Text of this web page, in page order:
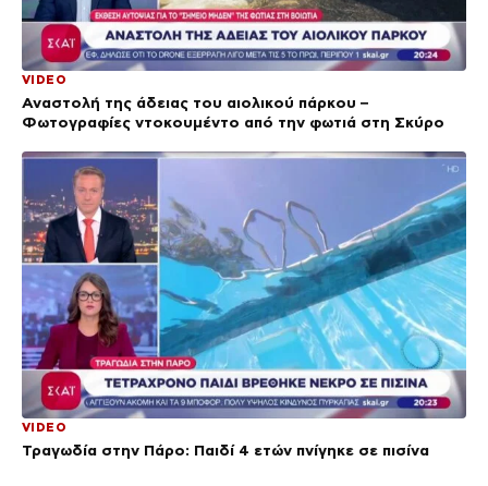
VIDEO
Αναστολή της άδειας του αιολικού πάρκου –
Φωτογραφίες ντοκουμέντο από την φωτιά στη Σκύρο
VIDEO
Τραγωδία στην Πάρο: Παιδί 4 ετών πνίγηκε σε πισίνα